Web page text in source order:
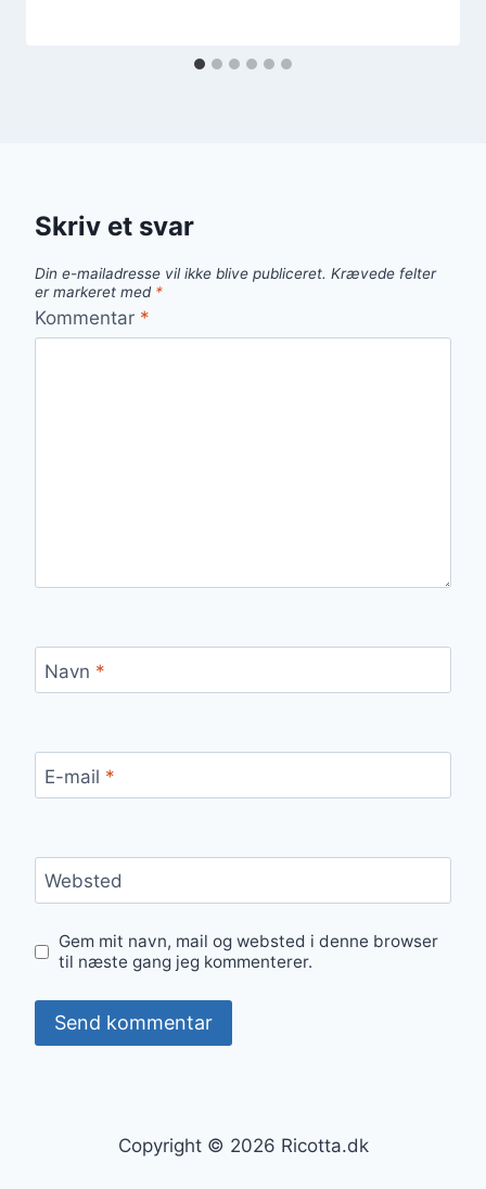
Skriv et svar
Din e-mailadresse vil ikke blive publiceret. Krævede felter
er markeret med *
Kommentar *
Navn *
E-mail *
Websted
Gem mit navn, mail og websted i denne browser
til næste gang jeg kommenterer.
Copyright © 2026 Ricotta.dk